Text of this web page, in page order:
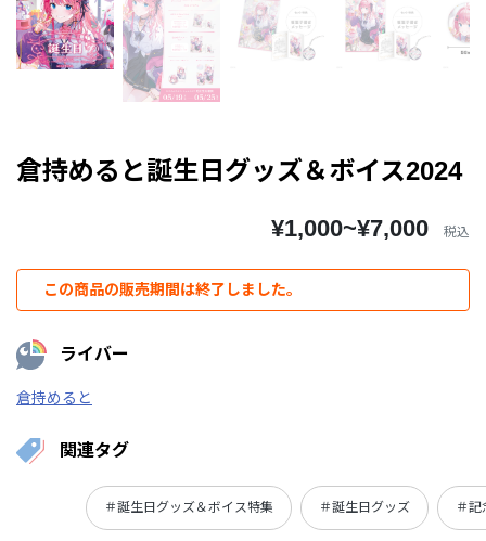
倉持めると誕生日グッズ＆ボイス2024
¥1,000~¥7,000 税込
この商品の販売期間は終了しました。
ライバー
倉持めると
関連タグ
＃誕生日グッズ＆ボイス特集 ＃誕生日グッズ ＃記